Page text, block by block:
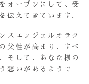
オープンにして、受
伝えてきています。
スエンジェルオラク
父性が高まり、すべ
そして、あなた様の
想いがあるようで